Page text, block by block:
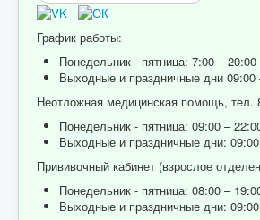
График работы:
Понедельник - пятница: 7:00 – 20:00
Выходные и праздничные дни 09:00
Неотложная медицинская помощь, тел.
Понедельник - пятница: 09:00 –
Выходные и праздничные дни:
Прививочный кабинет (взрослое
Понедельник - пятница: 08:00 –
Выходные и праздничные дни: